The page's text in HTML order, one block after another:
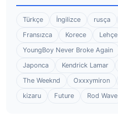
Türkçe İngilizce rusça
Fransızca
Korece Lehçe
YoungBoy Never Broke Again
Japonca
Kendrick Lamar
The Weeknd
Oxxxymiron
kizaru
Future Rod Wave